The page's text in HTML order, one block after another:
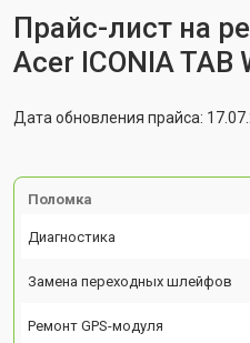
Прайс-лист на
Acer ICONIA TAB
Дата обновления прайса:
Поломка
Диагностика
Замена переходных шлейфов
Ремонт GPS-модуля